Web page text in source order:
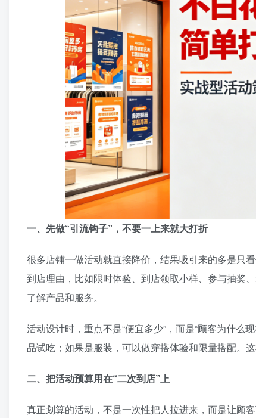
一、先做“引流钩子”，不要一上来就大打折
很多店铺一做活动就直接降价，结果吸引来的多是只
到店理由，比如限时体验、到店领取小样、参与抽奖
了解产品和服务。
活动设计时，重点不是“便宜多少”，而是“顾客为什
品试吃；如果是服装，可以做穿搭体验和限量搭配。
二、把活动预算用在“二次到店”上
真正划算的活动，不是一次性把人拉进来，而是让顾